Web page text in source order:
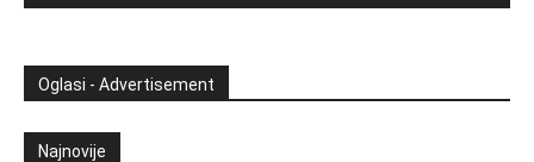
Oglasi - Advertisement
Najnovije